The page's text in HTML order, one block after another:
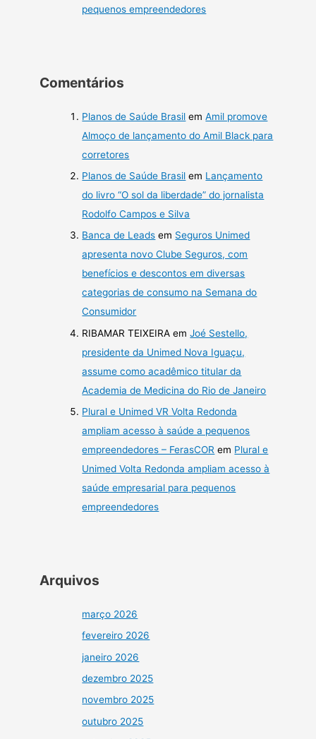
pequenos empreendedores
Comentários
Planos de Saúde Brasil emAmil promove
Almoço de lançamento do Amil Black para
corretores
Planos de Saúde Brasil em Lançamento
do livro “O sol da liberdade” do jornalista
Rodolfo Campos e Silva
Banca de Leads em Seguros Unimed
apresenta novo Clube Seguros, com
benefícios e descontos em diversas
categorias de consumo na Semana do
Consumidor
RIBAMAR TEIXEIRA emJoé Sestello,
presidente da Unimed Nova Iguaçu,
assume como acadêmico titular da
Academia de Medicina do Rio de Janeiro
Plural e Unimed VR Volta Redonda
ampliam acesso à saúde a pequenos
empreendedores – FerasCOR em Plural e
Unimed Volta Redonda ampliam acesso à
saúde empresarial para pequenos
empreendedores
Arquivos
março 2026
fevereiro 2026
janeiro 2026
dezembro 2025
novembro 2025
outubro 2025